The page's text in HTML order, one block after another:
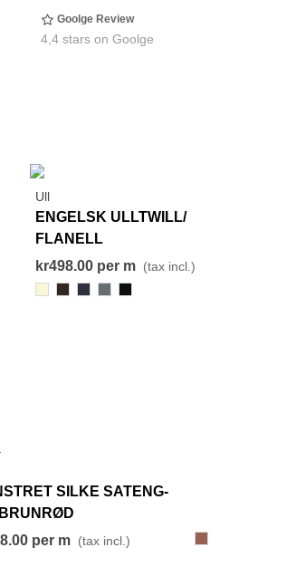
Goolge Review
4,4 stars on Goolge
Ull
ENGELSK ULLTWILL/
FLANELL
kr498.00 per m (tax incl.)
SILKE SATENG-
per m (tax incl.)